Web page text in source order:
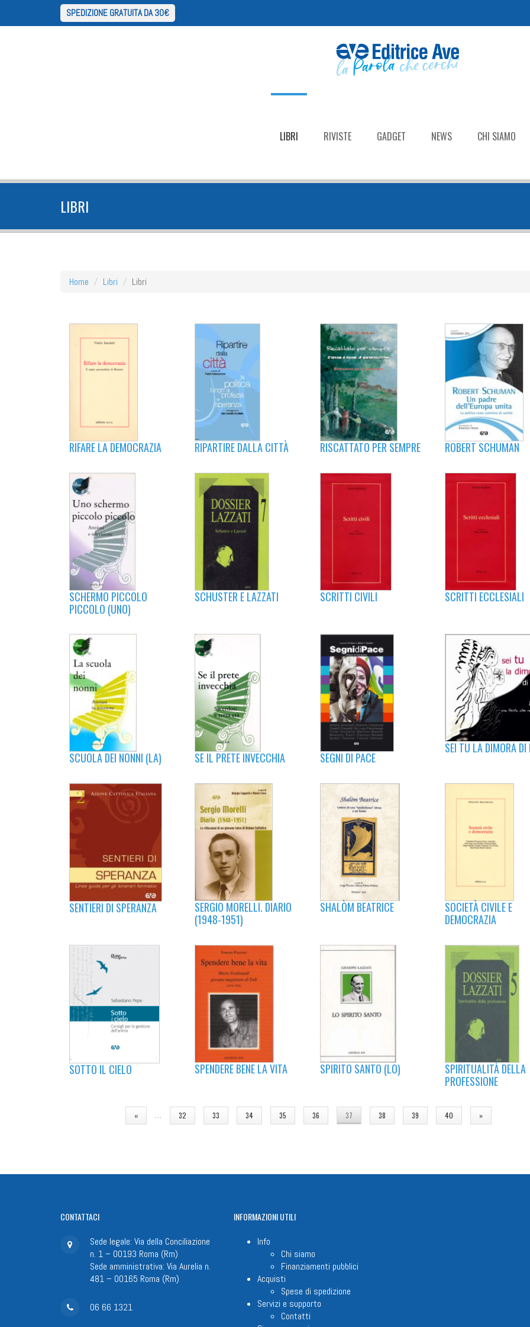
SPEDIZIONE GRATUITA DA 30€
LIBRI RIVISTE GADGET NEWS CHI SIAMO
LIBRI
Home Libri Libri
RIFARE LA DEMOCRAZIA RIPARTIRE DALLA CITTÀ RISCATTATO PER SEMPRE ROBERT SCHUMAN
SCHERMO PICCOLO
PICCOLO (UNO)
SCHUSTER E LAZZATI SCRITTI CIVILI SCRITTI ECCLESIALI
SCUOLA DEI NONNI (LA) SE IL PRETE INVECCHIA SEGNI DI PACE
SEI TU LA DIMORA DI
SENTIERI DI SPERANZA
SERGIO MORELLI. DIARIO
(1948-1951)
SHALÒM BEATRICE
SOCIETÀ CIVILE E
DEMOCRAZIA
SOTTO IL CIELO SPENDERE BENE LA VITA SPIRITO SANTO (LO)
SPIRITUALITÀ DELLA
PROFESSIONE
« … 32 33 34 35 36 37 38 39 40 »
CONTATTACI
Sede legale: Via della Conciliazione
n. 1 – 00193 Roma (Rm)
Sede amministrativa: Via Aurelia n.
481 – 00165 Roma (Rm)
06 66 1321
INFORMAZIONIUTILI
Info
Chi siamo
Finanziamenti pubblici
Acquisti
Spese di spedizione
Servizi e supporto
Contatti